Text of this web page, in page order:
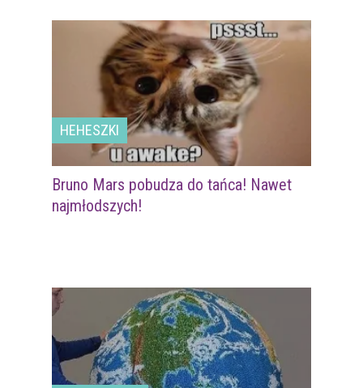
HEHESZKI
Bruno Mars pobudza do tańca! Nawet
najmłodszych!